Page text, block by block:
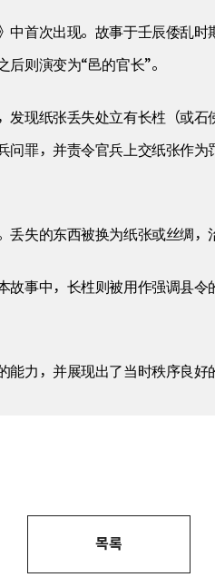
首次出现。故事于壬辰倭乱时
则演变为“邑的官长”。
现纸张丢失处立有长栍（或石
罪，并责令官兵上交纸张作为
失的东西被换为纸张或丝绸，
事中，长栍则被用作强调县
力，并展现出了当时秩序良好
목록